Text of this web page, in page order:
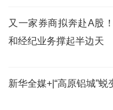
又一家券商拟奔赴A股
和经纪业务撑起半边天
新华全媒+|“高原铝城”蜕